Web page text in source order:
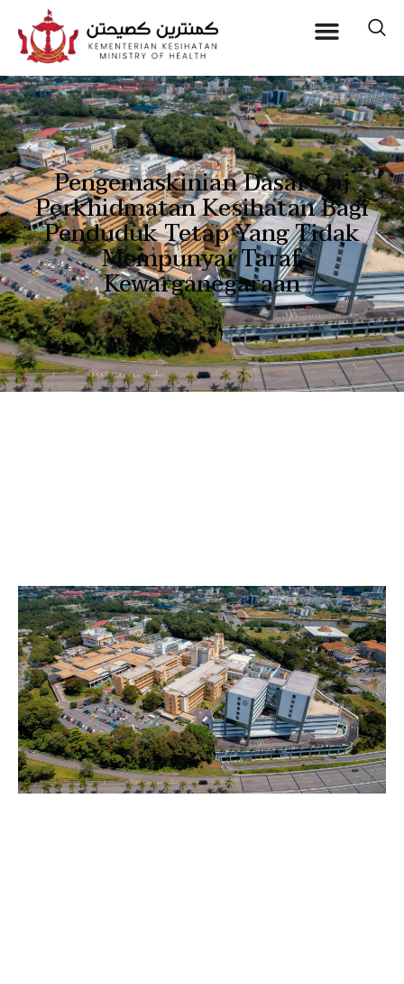
Pengemaskinian Dasar Caj
Perkhidmatan Kesihatan Bagi
Penduduk Tetap Yang Tidak
Mempunyai Taraf
Kewarganegaraan